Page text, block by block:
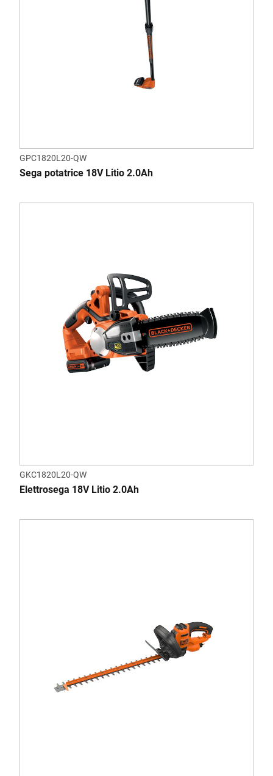
GPC1820L20-QW
Sega potatrice 18V Litio 2.0Ah
GKC1820L20-QW
Elettrosega 18V Litio 2.0Ah